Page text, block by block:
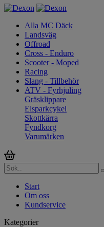
Alla MC Däck
Landsväg
Offroad
Cross - Enduro
Scooter - Moped
Racing
Slang - Tillbehör
ATV - Fyrhjuling
Gräsklippare
Elsparkcykel
Skottkärra
Fyndkorg
Varumärken
Start
Om oss
Kundservice
Kategorier